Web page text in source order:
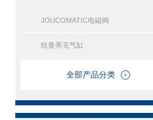
JOUCOMATIC电磁阀
纽曼蒂克气缸
全部产品分类